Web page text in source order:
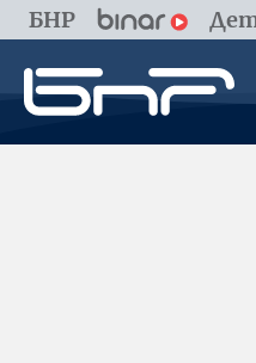
БНР